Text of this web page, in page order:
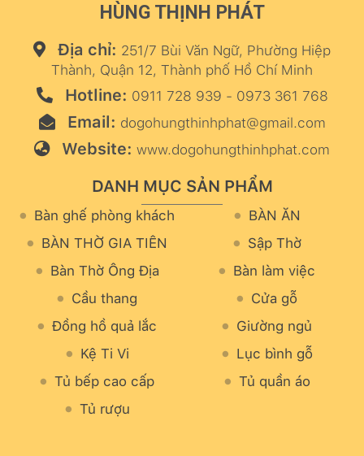
HÙNG THỊNH PHÁT
Địa chỉ: 251/7 Bùi Văn Ngữ, Phường Hiệp
Thành, Quận 12, Thành phố Hồ Chí Minh
Hotline: 0911 728 939 - 0973 361 768
Email: dogohungthinhphat@gmail.com
Website: www.dogohungthinhphat.com
DANH MỤC SẢN PHẨM
Bàn ghế phòng khách
BÀN ĂN
BÀN THỜ GIA TIÊN
Sập Thờ
Bàn Thờ Ông Địa
Bàn làm việc
Cầu thang
Cửa gỗ
Đồng hồ quả lắc
Giường ngủ
Kệ Ti Vi
Lục bình gỗ
Tủ bếp cao cấp
Tủ quần áo
Tủ rượu